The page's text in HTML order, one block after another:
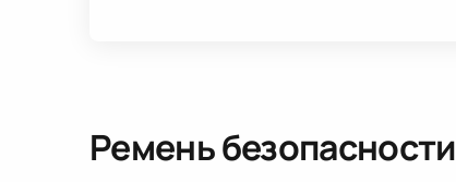
Ремень безопасности